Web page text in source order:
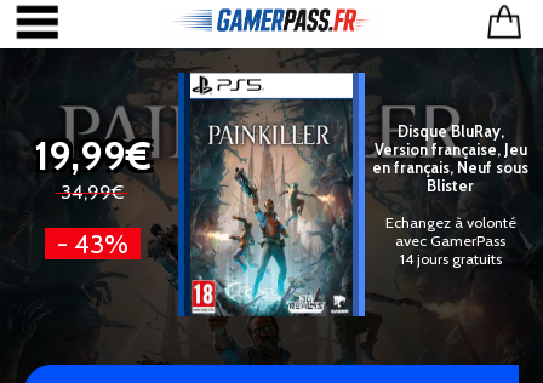
19,99€
34,99€
- 43%
Disque BluRay,
Version française, Jeu
en français, Neuf sous
Blister
Echangez à volonté
avec GamerPass
14 jours gratuits